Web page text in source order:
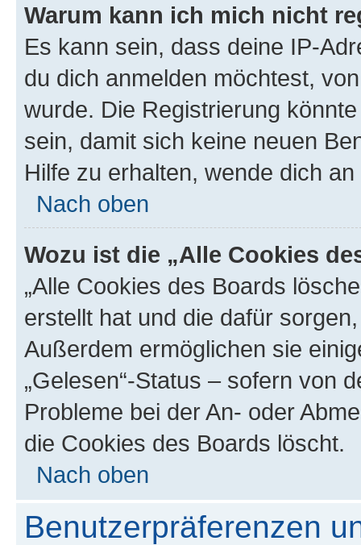
Warum kann ich mich nicht
Es kann sein, dass deine IP-
du dich anmelden möchtest,
wurde. Die Registrierung
sein, damit sich keine neuen
Hilfe zu erhalten, wende dich
Nach oben
Wozu ist die „Alle Cookies
„Alle Cookies des Boards
erstellt hat und die dafür
Außerdem ermöglichen sie
„Gelesen“-Status – sofern von
Probleme bei der An- oder
die Cookies des Boards löscht.
Nach oben
Benutzerpräferenzen